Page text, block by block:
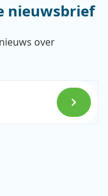
nieuwsbrief
over